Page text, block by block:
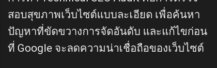
สอบสุขภาพเว็บไซต์แบบละเอียด เพื่อค้นหา
ปัญหาที่ขัดขวางการจัดอันดับ และแก้ไขก่อน
ที่ Google จะลดความน่าเชื่อถือของเว็บไซต์